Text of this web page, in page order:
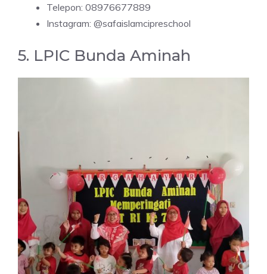
Telepon: 08976677889
Instagram: @safaislamcipreschool
5. LPIC Bunda Aminah